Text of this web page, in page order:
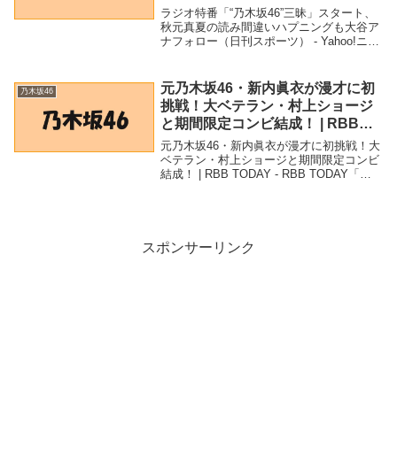
刊スポーツ） – Yahoo!ニュース –
Yahoo!ニュース
ラジオ特番「“乃木坂46”三昧」スタート、
秋元真夏の読み間違いハプニングも大谷ア
ナフォロー（日刊スポーツ） - Yahoo!ニュ
ト、秋元真夏の読み間違...
乃木坂46
元乃木坂46・新内眞衣が漫才に初
挑戦！大ベテラン・村上ショージ
と期間限定コンビ結成！ | RBB
TODAY – RBB TODAY
元乃木坂46・新内眞衣が漫才に初挑戦！大
ベテラン・村上ショージと期間限定コンビ
結成！ | RBB TODAY - RBB TODAY「乃
スポンサーリンク